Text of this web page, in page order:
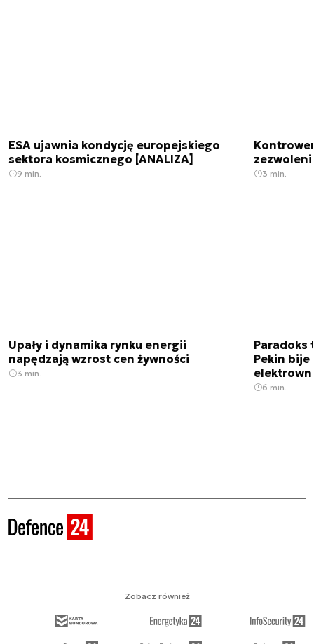
ESA ujawnia kondycję europejskiego
sektora kosmicznego [ANALIZA]
9 min. 3 min.
Upały i dynamika rynku energii
napędzają wzrost cen żywności
3 min.
Paradoks
Pekin bije
6 min.
Zobacz również